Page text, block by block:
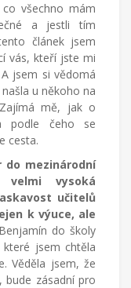
všechno mám
a jestli tím
článek jsem
vás, kteří jste mi
jsem si vědomá
u někoho na
mě, jak o
podle čeho se
cesta.
do mezinárodní
velmi vysoká
učitelů
k výuce, ale
Benjamín do školy
jsem chtěla
Věděla jsem, že
zásadní pro